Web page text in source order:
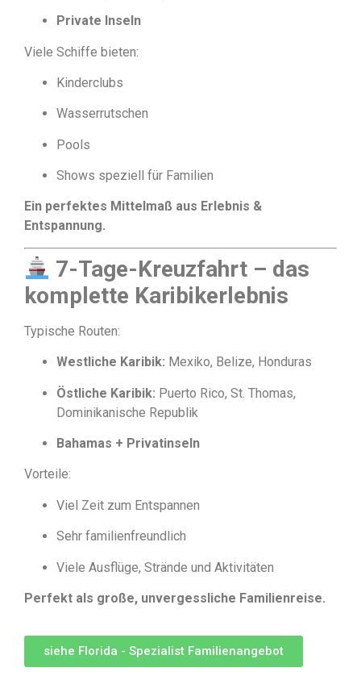
Private Inseln
Viele Schiffe bieten:
Kinderclubs
Wasserrutschen
Pools
Shows speziell für Familien
Ein perfektes Mittelmaß aus Erlebnis &
Entspannung.
7-Tage-Kreuzfahrt – das
komplette Karibikerlebnis
Typische Routen:
Westliche Karibik: Mexiko, Belize, Honduras
Östliche Karibik: Puerto Rico, St. Thomas,
Dominikanische Republik
Bahamas + Privatinseln
Vorteile:
Viel Zeit zum Entspannen
Sehr familienfreundlich
Viele Ausflüge, Strände und Aktivitäten
Perfekt als große, unvergessliche Familienreise.
siehe Florida - Spezialist Familienangebot